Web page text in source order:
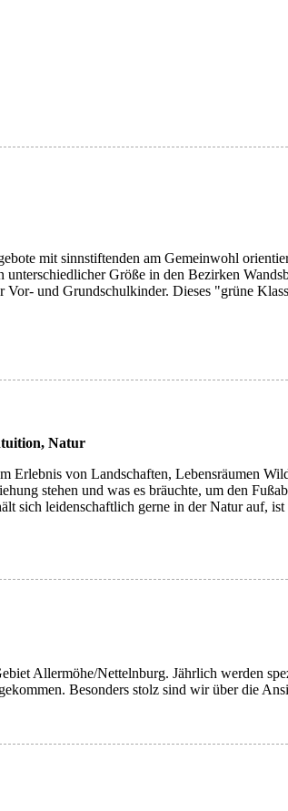
mit sinnstiftenden am Gemeinwohl
Größe in den Bezirken
und Grundschulkinder. Dieses "grüne
Natur
von Landschaften, Lebensräumen
stehen und was es bräuchte, um den
sich leidenschaftlich gerne in der Natur auf,
Allermöhe/Nettelnburg. Jährlich werden
Besonders stolz sind wir über die